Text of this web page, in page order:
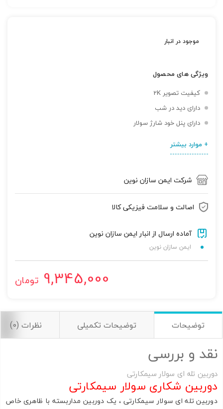
موجود در انبار
ویژگی های محصول
کیفیت تصویر 2K
دارای دید در شب
دارای پنل خود شارژ سولار
+ موارد بیشتر
شرکت ایمن سازان نوین
اصالت و سلامت فیزیکی کالا
آماده ارسال از انبار ایمن سازان نوین
ایمن سازان نوین
9,345,000 تومان
توضیحات توضیحات تکمیلی نظرات (0)
نقد و بررسی
دوربین تله ای سولار سیمکارتی
دوربین شکاری سولار سیمکارتی
دوربین تله ای سولار سیمکارتی ، یک دوربین مداربسته با ظاهری خاص
ارسال به ایمیل
ارسال
به من از طریق پیامک اطلاع بده
تصاویر رسمی